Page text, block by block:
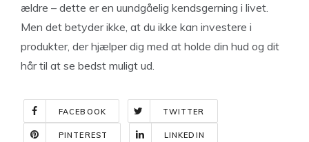
ældre – dette er en uundgåelig kendsgerning i livet.
Men det betyder ikke, at du ikke kan investere i
produkter, der hjælper dig med at holde din hud og dit
hår til at se bedst muligt ud.
FACEBOOK TWITTER
PINTEREST LINKEDIN